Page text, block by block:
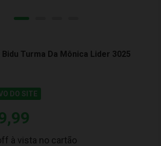
Turma Da Mônica Lider 3025
DO SITE
à vista no cartão